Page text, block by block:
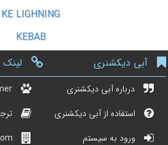
KE LIGHNING
KEBAB
آبی دیکشنری
درباره آبی دیکشنری
استفاده از آبی دیکشنری
ورود به سیستم